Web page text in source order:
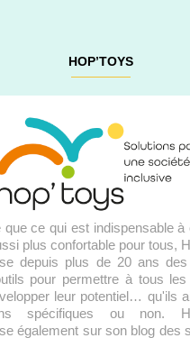
HOP’TOYS
que ce qui est indispensable à
plus confortable pour tous,
depuis plus de 20 ans
pour permettre à tous les
leur potentiel… qu'ils
spécifiques ou non.
également sur son blog des